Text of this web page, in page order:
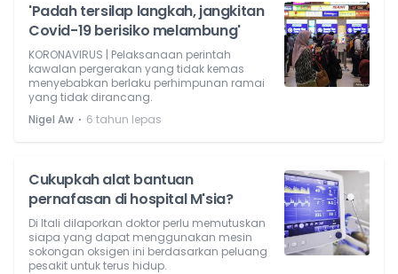
'Padah tersilap langkah, jangkitan
Covid-19 berisiko melambung'
KORONAVIRUS | Pelaksanaan perintah
kawalan pergerakan yang tidak kemas
menyebabkan berlaku perhimpunan ramai
yang tidak dirancang.
Nigel Aw ⋅ 6 tahun lepas
Cukupkah alat bantuan
pernafasan di hospital M'sia?
Di Itali dilaporkan doktor perlu memutuskan
siapa yang dapat menggunakan mesin
sokongan oksigen ini berdasarkan peluang
pesakit untuk terus hidup.